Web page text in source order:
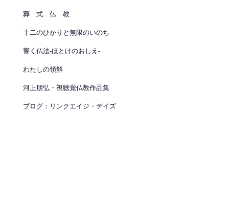
葬 式 仏 教
十二のひかりと無限のいのち
響く仏法-ほとけのおしえ-
わたしの領解
河上朋弘・視聴覚仏教作品集
ブログ：リンクエイジ・デイズ